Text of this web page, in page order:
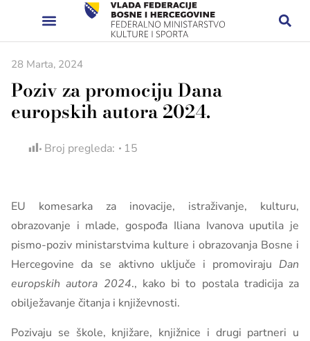
28 Marta, 2024
Poziv za promociju Dana
europskih autora 2024.
Broj pregleda: 15
EU komesarka za inovacije, istraživanje, kulturu,
obrazovanje i mlade, gospođa Iliana Ivanova uputila je
pismo-poziv ministarstvima kulture i obrazovanja Bosne i
Hercegovine da se aktivno uključe i promoviraju Dan
europskih autora 2024., kako bi to postala tradicija za
obilježavanje čitanja i književnosti.
Pozivaju se škole, knjižare, knjižnice i drugi partneri u